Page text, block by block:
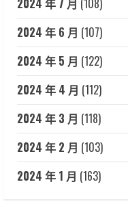
2024 年 7 月 (108)
2024 年 6 月 (107)
2024 年 5 月 (122)
2024 年 4 月 (112)
2024 年 3 月 (118)
2024 年 2 月 (103)
2024 年 1 月 (163)